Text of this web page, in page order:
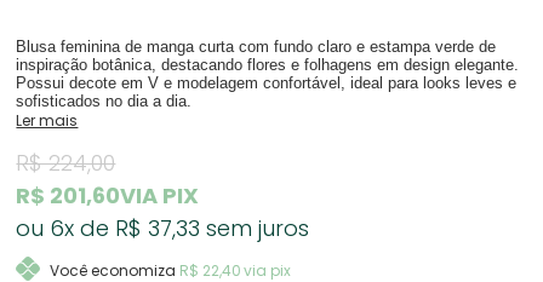
Blusa feminina de manga curta com fundo claro e estampa verde de
inspiração botânica, destacando flores e folhagens em design elegante.
Possui decote em V e modelagem confortável, ideal para looks leves e
sofisticados no dia a dia.
Ler mais
R$ 201,60VIA PIX
R$ 224,00
6x R$ 37,33sem juros
Você economiza R$ 22,40 via pix